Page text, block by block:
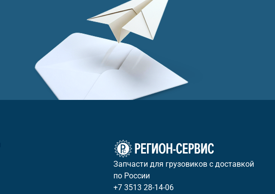
Запчасти для грузовиков с доставкой
по России
+7 3513 28-14-06